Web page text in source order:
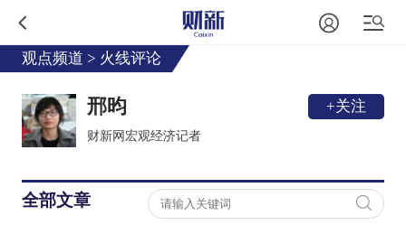
观点频道 > 火线评论
邢昀 +关注
财新网宏观经济记者
全部文章